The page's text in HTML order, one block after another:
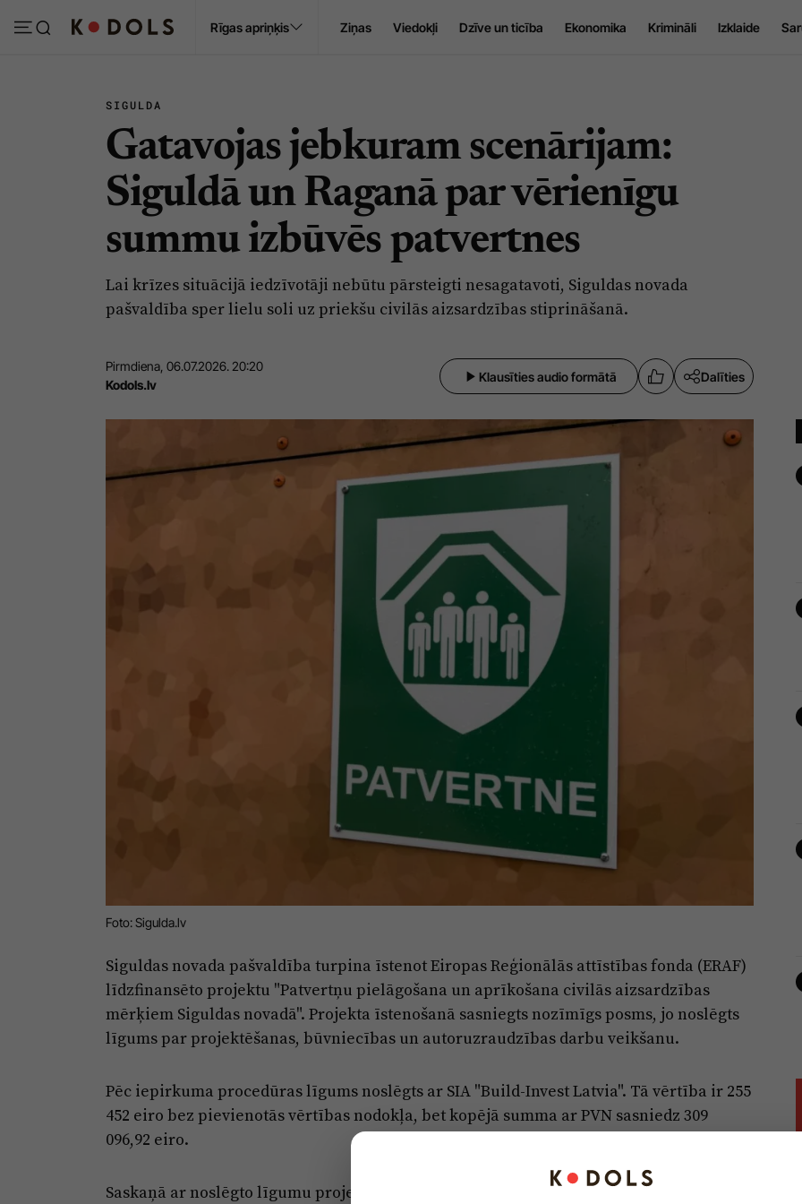
Rīgas apriņķis Ziņas Viedokļi Dzīve un ticība Ekonomika Krimināli Izklaide
SIGULDA
Gatavojas jebkuram scenārijam:
Siguldā un Raganā par vērienīgu
summu izbūvēs patvertnes
Lai krīzes situācijā iedzīvotāji nebūtu pārsteigti nesagatavoti, Siguldas novada
pašvaldība sper lielu soli uz priekšu civilās aizsardzības stiprināšanā.
Pirmdiena, 06.07.2026. 20:20
Kodols.lv
Klausīties audio formātā Dalīties
Foto: Sigulda.lv
Siguldas novada pašvaldība turpina īstenot Eiropas Reģionālās attīstības fonda (ERAF)
līdzfinansēto projektu "Patvertņu pielāgošana un aprīkošana civilās aizsardzības
mērķiem Siguldas novadā". Projekta īstenošanā sasniegts nozīmīgs posms, jo noslēgts
līgums par projektēšanas, būvniecības un autoruzraudzības darbu veikšanu.
Pēc iepirkuma procedūras līgums noslēgts ar SIA "Build-Invest Latvia". Tā vērtība ir 255
452 eiro bez pievienotās vērtības nodokļa, bet kopējā summa ar PVN sasniedz 309
096,92 eiro.
Saskaņā ar noslēgto līgumu projektēšanas darbus plānots pabeigt līdz 2026. gada 3.